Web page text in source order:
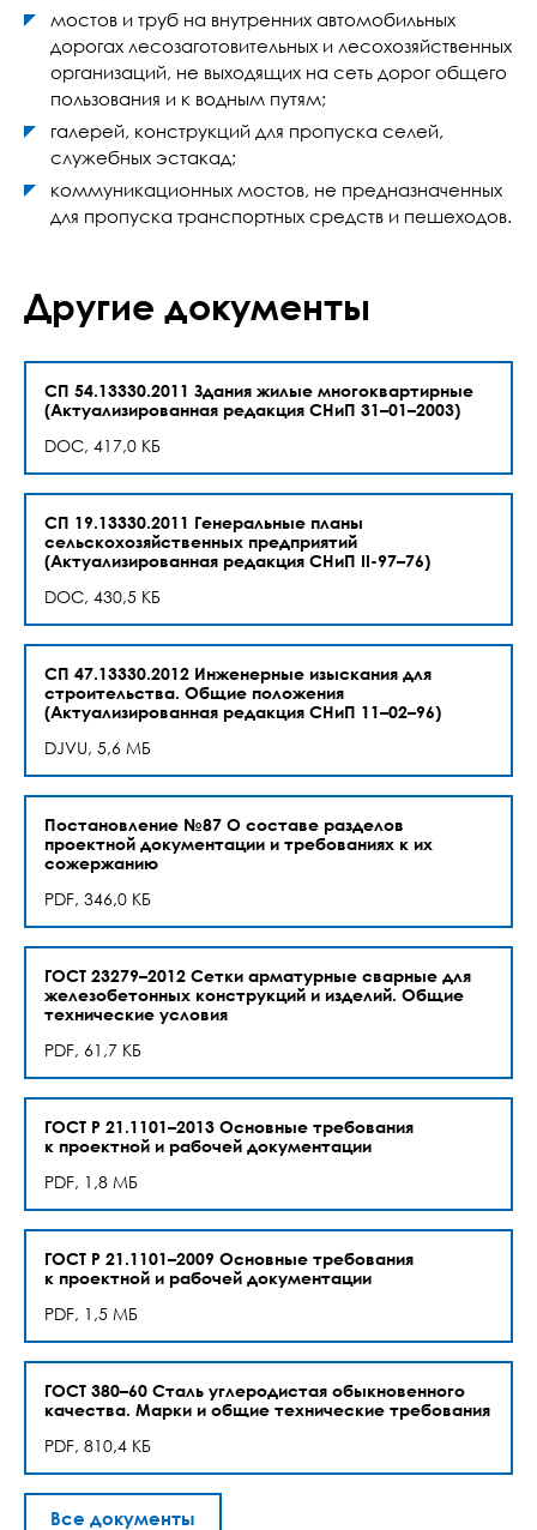
мостов и труб на внутренних автомобильных
дорогах лесозаготовительных и лесохозяйственных
организаций, не выходящих на сеть дорог общего
пользования и к водным путям;
галерей, конструкций для пропуска селей,
служебных эстакад;
коммуникационных мостов, не предназначенных
для пропуска транспортных средств и пешеходов.
Другие документы
СП 54.13330.2011 Здания жилые многоквартирные
(Актуализированная редакция СНиП 31–01–2003)
DOC, 417,0 КБ
СП 19.13330.2011 Генеральные планы
сельскохозяйственных предприятий
(Актуализированная редакция СНиП II-97–76)
DOC, 430,5 КБ
СП 47.13330.2012 Инженерные изыскания для
строительства. Общие положения
(Актуализированная редакция СНиП 11–02–96)
DJVU, 5,6 МБ
Постановление №87 О составе разделов
проектной документации и требованиях к их
сожержанию
PDF, 346,0 КБ
ГОСТ 23279–2012 Сетки арматурные сварные для
железобетонных конструкций и изделий. Общие
технические условия
PDF, 61,7 КБ
ГОСТ Р 21.1101–2013 Основные требования
к проектной и рабочей документации
PDF, 1,8 МБ
ГОСТ Р 21.1101–2009 Основные требования
к проектной и рабочей документации
PDF, 1,5 МБ
ГОСТ 380–60 Сталь углеродистая обыкновенного
качества. Марки и общие технические требования
PDF, 810,4 КБ
Все документы